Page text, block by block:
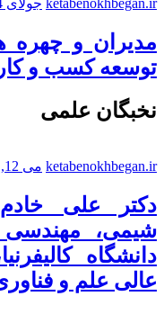
ketabenokhbegan.ir جولای 14, 2021
مدیران و چهره
توسعه کسب و
نخبگان علمی
ketabenokhbegan.ir می 12, 2021
دکتر علی
شیمی، مهندسی
دانشگاه
عالی علم و